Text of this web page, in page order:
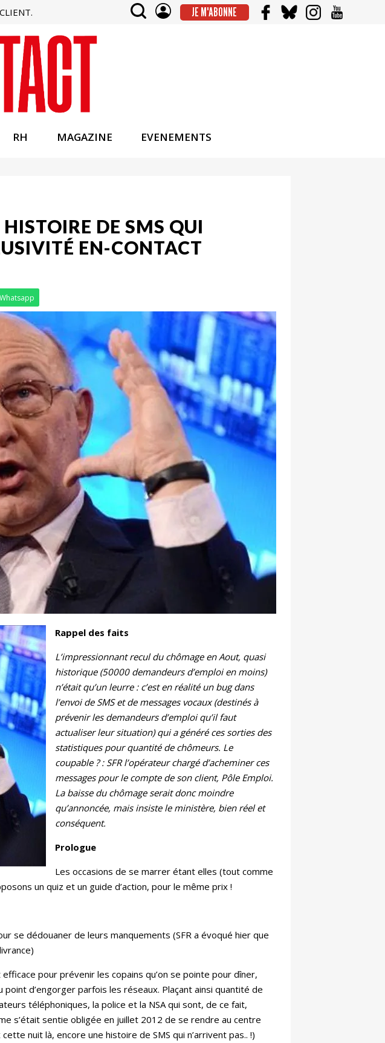
JE M'ABONNE
RH MAGAZINE EVENEMENTS
DE SMS QUI
EN-CONTACT
Bluesky Whatsapp
Rappel des faits
L’impressionnant recul du chômage en Aout, quasi
historique (50000 demandeurs d’emploi en moins)
n’était qu’un leurre : c’est en réalité un bug dans
l’envoi de SMS et de messages vocaux (destinés à
prévenir les demandeurs d’emploi qu’il faut
actualiser leur situation) qui a généré ces sorties des
statistiques pour quantité de chômeurs. Le
coupable ? : SFR l’opérateur chargé d’acheminer ces
messages pour le compte de son client, Pôle Emploi.
La baisse du chômage serait donc moindre
qu’annoncée, mais insiste le ministère, bien réel et
conséquent.
Prologue
Les occasions de se marrer étant elles (tout comme
un quiz et un guide d’action, pour le même prix !
se dédouaner de leurs manquements (SFR a évoqué hier que
pour prévenir les copains qu’on se pointe pour dîner,
d’engorger parfois les réseaux. Plaçant ainsi quantité de
téléphoniques, la police et la NSA qui sont, de ce fait,
s’était sentie obligée en juillet 2012 de se rendre au centre
nuit là, encore une histoire de SMS qui n’arrivent pas.. !)